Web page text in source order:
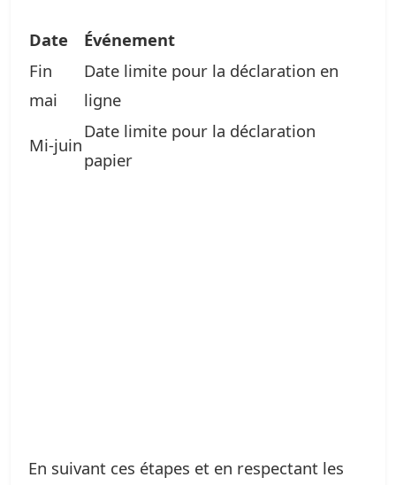
Date
Événement
Fin
mai
Date limite pour la déclaration en
ligne
Mi-juin
Date limite pour la déclaration
papier
En suivant ces étapes et en respectant les